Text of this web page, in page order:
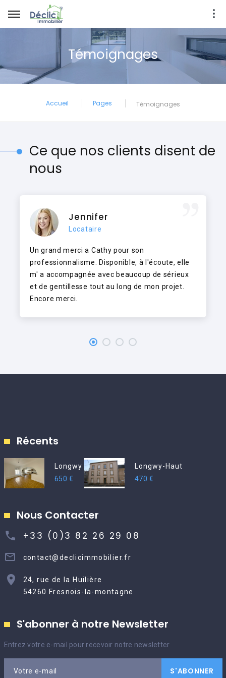
Témoignages
Accueil Pages Témoignages
Ce que nos clients disent de
nous
Jennifer
Locataire
Un grand merci a Cathy pour son
professionnalisme. Disponible, à l'écoute, elle
m' a accompagnée avec beaucoup de sérieux
et de gentillesse tout au long de mon projet.
Encore merci.
Récents
Longwy
650 €
Longwy-Haut
470 €
Nous Contacter
+33 (0)3 82 26 29 08
contact@declicimmobilier.fr
24, rue de la Huilière
54260 Fresnois-la-montagne
S'abonner à notre Newsletter
Entrez votre e-mail pour recevoir notre newsletter
Votre e-mail S'ABONNER